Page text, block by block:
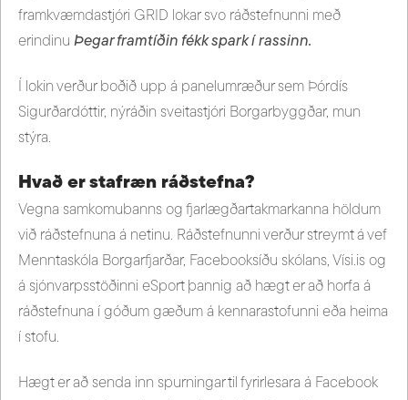
framkvæmdastjóri GRID lokar svo ráðstefnunni með
erindinu Þegar framtíðin fékk spark í rassinn.
Í lokin verður boðið upp á panelumræður sem Þórdís
Sigurðardóttir, nýráðin sveitastjóri Borgarbyggðar, mun
stýra.
Hvað er stafræn ráðstefna?
Vegna samkomubanns og fjarlægðartakmarkanna höldum
við ráðstefnuna á netinu. Ráðstefnunni verður streymt á vef
Menntaskóla Borgarfjarðar, Facebooksíðu skólans, Vísi.is og
á sjónvarpsstöðinni eSport þannig að hægt er að horfa á
ráðstefnuna í góðum gæðum á kennarastofunni eða heima
í stofu.
Hægt er að senda inn spurningar til fyrirlesara á Facebook